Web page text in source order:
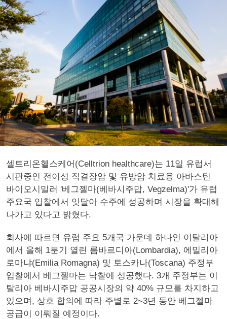
셀트리온헬스케어(Celltrion healthcare)는 11일 유럽서
시판중인 전이성 직결장암 및 유방암 치료용 아바스틴
바이오시밀러 '베그젤마(베바시주맙, Vegzelma)'가 유럽
주요국 입찰에서 잇달아 수주에 성공하며 시장을 확대해
나가고 있다고 밝혔다.
회사에 따르면 유럽 주요 5개국 가운데 하나인 이탈리아
에서 올해 1분기 열린 롬바르디아(Lombardia), 에밀리아
로마냐(Emilia Romagna) 및 토스카나(Toscana) 주정부
입찰에서 베그젤마는 낙찰에 성공했다. 3개 주정부는 이
탈리아 베바시주맙 공공시장의 약 40% 규모를 차지하고
있으며, 상호 합의에 따라 주별로 2~3년 동안 베그젤마
공급이 이뤄질 예정이다.